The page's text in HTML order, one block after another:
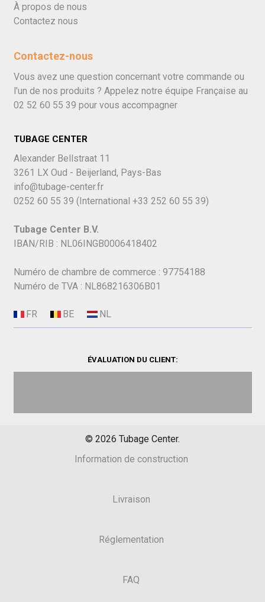
À propos de nous
Contactez nous
Contactez-nous
Vous avez une question concernant votre commande ou
l'un de nos produits ? Appelez notre équipe Française au
02 52 60 55 39 pour vous accompagner
TUBAGE CENTER
Alexander Bellstraat 11
3261 LX Oud - Beijerland, Pays-Bas
info@tubage-center.fr
0252 60 55 39 (International +33 252 60 55 39)
Tubage Center B.V.
IBAN/RIB : NL06INGB0006418402
Numéro de chambre de commerce : 97754188
Numéro de TVA : NL868216306B01
ÉVALUATION DU CLIENT:
© 2026 Tubage Center.
Information de construction
Livraison
Réglementation
FAQ